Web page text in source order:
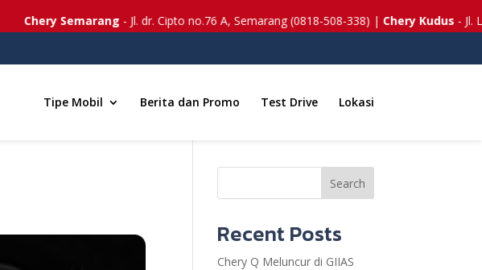
Tipe Mobil Berita dan Promo Test Drive Lokasi
Chery Semarang- Jl. dr. Cipto no.76 A, Semarang (0818-508-338) |Chery Kudus- Jl.
Search
Recent Posts
Chery Q Meluncur di GIIAS